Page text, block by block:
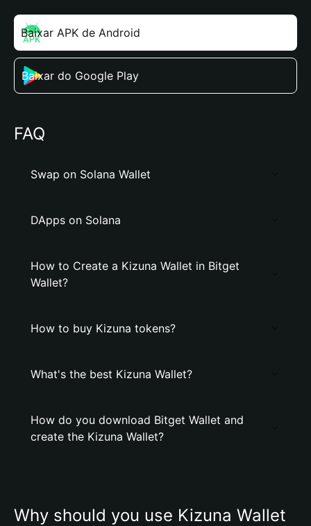
Baixar APK de Android
Baixar do Google Play
FAQ
Swap on Solana Wallet
DApps on Solana
How to Create a Kizuna Wallet in Bitget
Wallet?
How to buy Kizuna tokens?
What's the best Kizuna Wallet?
How do you download Bitget Wallet and
create the Kizuna Wallet?
Why should you use Kizuna Wallet